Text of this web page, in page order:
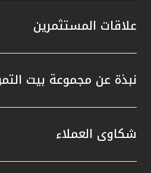
علاقات المستثمرين
نبذة عن مجموعة بيت
شكاوى العملاء